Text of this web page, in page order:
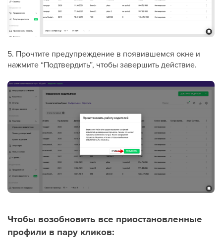
5. Прочтите предупреждение в появившемся окне и
нажмите “Подтвердить”, чтобы завершить действие.
Чтобы возобновить все приостановленные
профили в пару кликов: